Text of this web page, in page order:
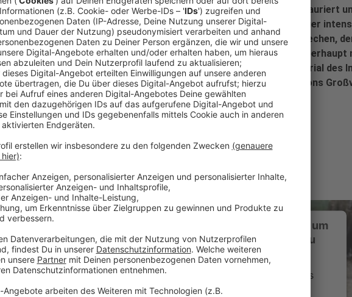
100 Jahre alten Schwarz-Weiß-Bilder wurden aufwändig restauriert
geschärft und in 3D konvertiert, und vermitteln dem Zuschauer
es im Ersten Weltkrieg bedeutete, durch den Schlamm zu kriechen,
aufzulauern und nicht zu wissen, ob man am nächsten Tag überhaupt
sein wird. „They Shall Not Grow Old“ besteht aus Archivmaterial des
Museums sowie Tonaufnahmen der BBC und ist Peter Jacksons
der zwischen 1910 und 1919 diente.
Veröffentlicht: Dienstag, 25.06.2019 15:01
Wir benötigen Ihre Zustimmung, um
den YouTube Video-Service zu
laden!
Wir verwenden einen Service eines
Drittanbieters, um Videoinhalte